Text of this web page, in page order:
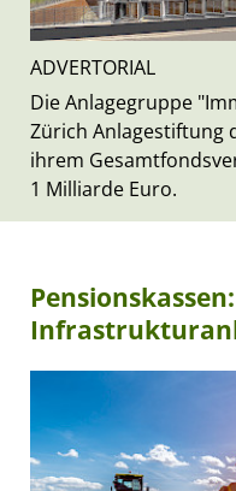
ADVERTORIAL
Die Anlagegruppe
Zürich Anlagestiftung
ihrem
1 Milliarde Euro.